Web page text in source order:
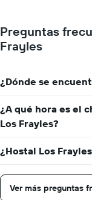
1
eje
X
los
días
de
la
semana.
gráfico
muestra
1
eje
Preguntas
Frayles
¿Dónde se
¿A qué hora es el
Los Frayles?
¿Hostal Los
Ver más preguntas